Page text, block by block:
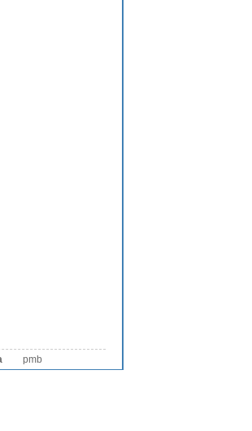
pmb